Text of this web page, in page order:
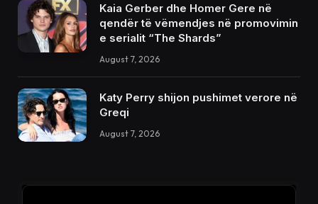
Kaia Gerber dhe Homer Gere në
qendër të vëmendjes në promovimin
e serialit “The Shards”
August 7, 2026
Katy Perry shijon pushimet verore në
Greqi
August 7, 2026